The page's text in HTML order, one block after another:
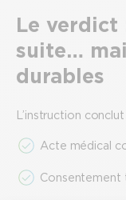
Le verdict
suite…
durables
L’instruction
Acte médical
Consentement